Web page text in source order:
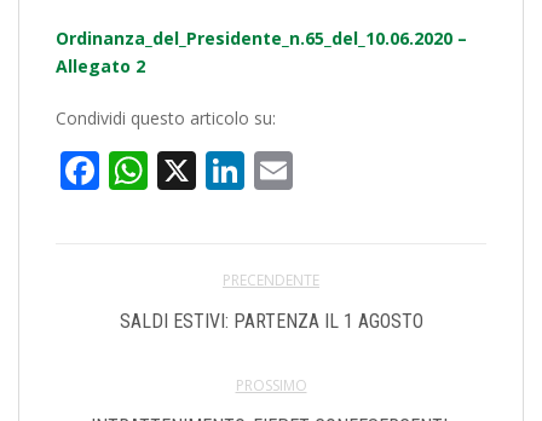
Ordinanza_del_Presidente_n.65_del_10.06.2020 –
Allegato 2
Condividi questo articolo su:
Facebook
WhatsApp
X LinkedIn
PRECENDENTE
SALDI ESTIVI: PARTENZA IL 1 AGOSTO
PROSSIMO